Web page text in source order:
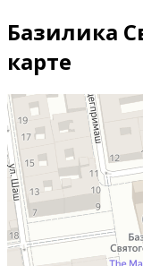
Базилика
карте